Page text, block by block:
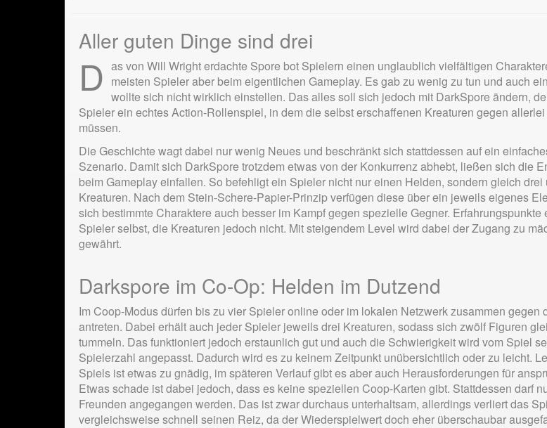
Aller guten Dinge sind drei
D as von Will Wright erdachte Spore bot Spielern einen unglaublich vielfältigen
meisten Spieler aber beim eigentlichen Gameplay. Es gab zu wenig zu tun und auch
wollte sich nicht wirklich einstellen. Das alles soll sich jedoch mit DarkSpore ändern,
Spieler ein echtes Action-Rollenspiel, in dem die selbst erschaffenen Kreaturen gegen
müssen.
Die Geschichte wagt dabei nur wenig Neues und beschränkt sich stattdessen auf ein
Szenario. Damit sich DarkSpore trotzdem etwas von der Konkurrenz abhebt, ließen sich die
beim Gameplay einfallen. So befehligt ein Spieler nicht nur einen Helden, sondern gleich
Kreaturen. Nach dem Stein-Schere-Papier-Prinzip verfügen diese über ein jeweils eigenes
sich bestimmte Charaktere auch besser im Kampf gegen spezielle Gegner.
Spieler selbst, die Kreaturen jedoch nicht. Mit steigendem Level wird dabei der Zugang zu
gewährt.
Darkspore im Co-Op: Helden im Dutzend
Im Coop-Modus dürfen bis zu vier Spieler online oder im lokalen Netzwerk zusammen gegen
antreten. Dabei erhält auch jeder Spieler jeweils drei Kreaturen, sodass sich zwölf Figuren
tummeln. Das funktioniert jedoch erstaunlich gut und auch die Schwierigkeit wird vom Spiel
Spielerzahl angepasst. Dadurch wird es zu keinem Zeitpunkt unübersichtlich oder zu leicht.
Spiels ist etwas zu gnädig, im späteren Verlauf gibt es aber auch Herausforderungen für
Etwas schade ist dabei jedoch, dass es keine speziellen Coop-Karten gibt. Stattdessen darf
Freunden angegangen werden. Das ist zwar durchaus unterhaltsam, allerdings verliert das
vergleichsweise schnell seinen Reiz, da der Wiederspielwert doch eher überschaubar